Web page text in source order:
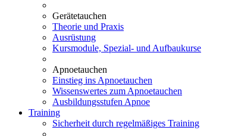
Gerätetauchen
Theorie und Praxis
Ausrüstung
Kursmodule, Spezial- und Aufbaukurse
Apnoetauchen
Einstieg ins Apnoetauchen
Wissenswertes zum Apnoetauchen
Ausbildungsstufen Apnoe
Training
Sicherheit durch regelmäßiges Training